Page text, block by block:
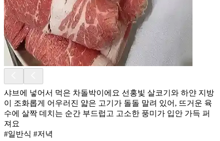
샤브에 넣어서 먹은 차돌박이에요 선홍빛 살코기와 하얀 지방
이 조화롭게 어우러진 얇은 고기가 돌돌 말려 있어, 뜨거운 육
수에 살짝 데치는 순간 부드럽고 고소한 풍미가 입안 가득 퍼
져요
#일반식 #저녁